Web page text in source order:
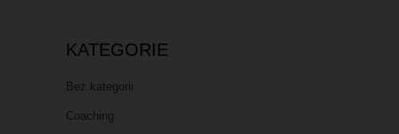
KATEGORIE
Bez kategorii
Coaching